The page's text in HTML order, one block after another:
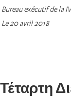
Bureau exécutif de la
Le 20 avril 2018
Τέταρτη